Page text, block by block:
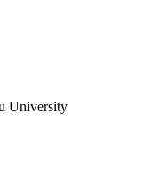
University